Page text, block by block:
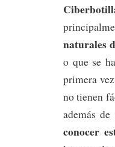
naturales
o que se
primera
no tienen
además
conocer